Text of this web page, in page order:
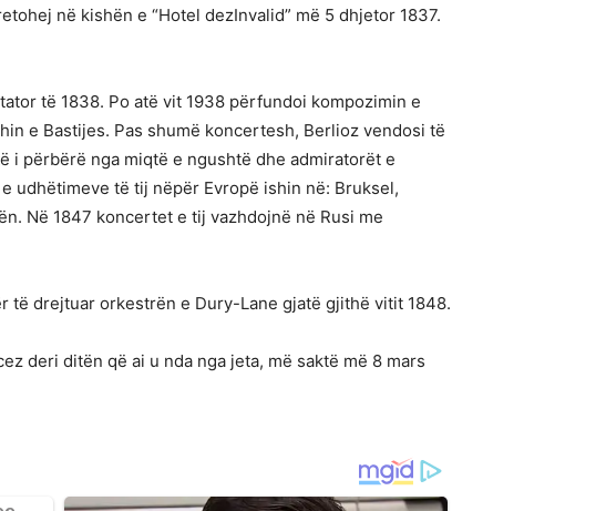
në kishën e “Hotel dezInvalid” më 5 dhjetor 1837.
të 1838. Po atë vit 1938 përfundoi kompozimin e
e Bastijes. Pas shumë koncertesh, Berlioz vendosi të
i përbërë nga miqtë e ngushtë dhe admiratorët e
udhëtimeve të tij nëpër Evropë ishin në: Bruksel,
Në 1847 koncertet e tij vazhdojnë në Rusi me
drejtuar orkestrën e Dury-Lane gjatë gjithë vitit 1848.
deri ditën që ai u nda nga jeta, më saktë më 8 mars